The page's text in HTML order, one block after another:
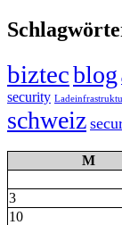
biztecblog
security
schweiz
M
3
10